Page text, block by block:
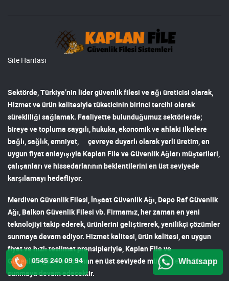
Site Haritası
Sektörde, Türkiye’nin lidergüvenlik filesi ve ağı üreticisi olarak,
Hizmet ve ürün kalitesiyle tüketicinin birinci tercihi olarak
sürekliliği sağlamak. Faaliyette bulunduğumuz sektörlerde;
bireye ve topluma saygılı, hukuka, ekonomik ve ahlaki ilkelere
bağlı, sağlık, emniyet, çevreye duyarlı olarak yerli üretim, en
uygun fiyat anlayışıyla Kaplan File ve Güvenlik Ağları müşterileri,
çalışanları ve hissedarlarının beklentilerini en üst seviyede
karşılamayı hedefliyor.
Merdiven Güvenlik Filesi, İnşaat Güvenlik Ağı, Depo Raf Güvenlik
Ağı, Balkon Güvenlik Filesi vb. Firmamız, her zaman en yeni
teknolojiyi takip ederek, ürünlerini geliştirerek, yenilikçi çözümler
sunmaya devam ediyor. Hizmet kalitesi, ürün kalitesi, en uygun
fiyat ve hızlı teslimat prensipleriyle, Kaplan File ve
Güvenlik Ağlarıher zaman en üst seviyede müşterilerine hizmet
sunmaya devam edecektir.
0545 240 09 94 Whatsapp